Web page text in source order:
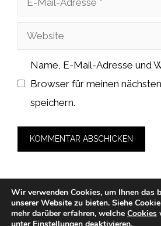
Adresse
Website
Name, E-Mail-Adresse und
Browser für meinen
speichern.
© 2026 zahnarzt-
Wir verwenden Cookies, um Ihnen das
unserer Website zu bieten. Siehe
mehr darüber erfahren, welche Cookies